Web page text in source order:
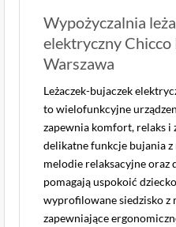
Wypożyczalnia
elektryczny
Warszawa
Leżaczek-bujaczek
to wielofunkcyjne
zapewnia komfort, relaks i
delikatne funkcje bujania
melodie relaksacyjne oraz
pomagają uspokoić
wyprofilowane siedzisko z
zapewniające